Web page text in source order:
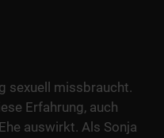
sexuell missbraucht.
Erfahrung, auch
auswirkt. Als Sonja